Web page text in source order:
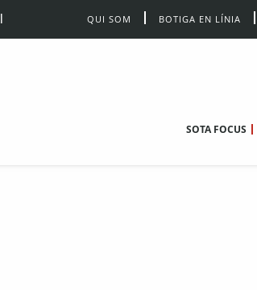
QUI SOM BOTIGA EN LÍNIA
SOTA FOCUS